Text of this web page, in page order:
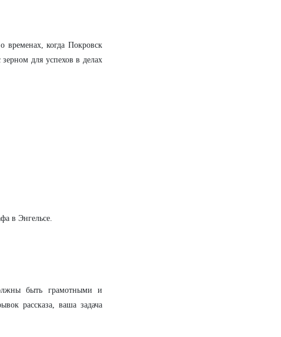
временах, когда Покровск
для успехов в делах
в Энгельсе.
быть грамотными и
рассказа, ваша задача